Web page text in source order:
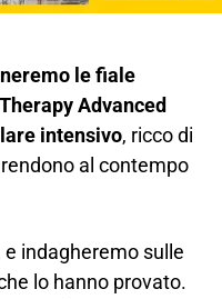
le fiale
Advanced
intensivo, ricco di
al contempo
e indagheremo sulle
lo hanno provato.